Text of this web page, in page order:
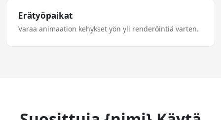
Erätyöpaikat
Varaa animaation kehykset yön yli renderöintiä varten.